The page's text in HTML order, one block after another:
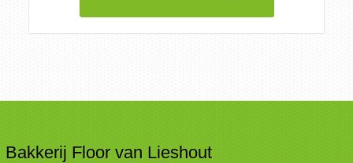
Bakkerij Floor van Lieshout